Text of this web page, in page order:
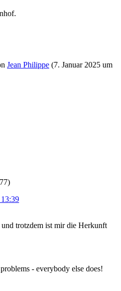
Jean Philippe (7. Januar 2025 um
und trotzdem ist mir die Herkunft
- everybody else does!